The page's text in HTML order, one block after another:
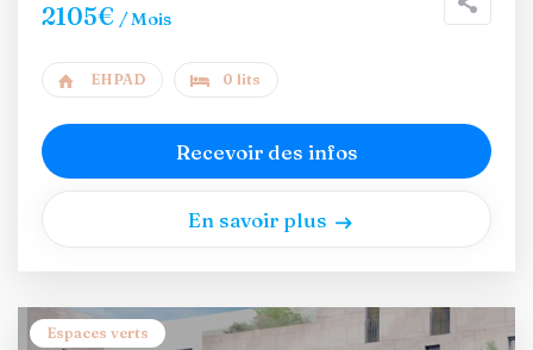
2105€ / Mois
EHPAD 0 lits
Recevoir des infos
En savoir plus
Espaces verts